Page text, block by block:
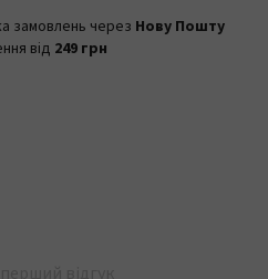
замовлень через Нову Пошту
від 249 грн